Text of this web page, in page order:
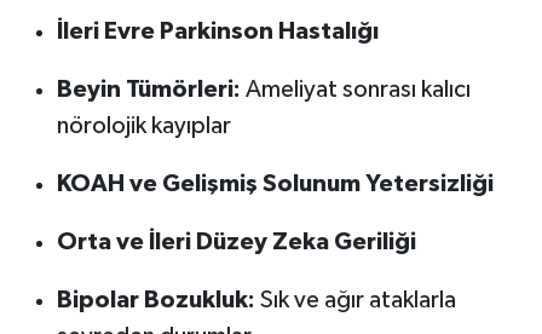
İleri Evre Parkinson Hastalığı
Beyin Tümörleri: Ameliyat sonrası kalıcı
nörolojik kayıplar
KOAH ve Gelişmiş Solunum Yetersizliği
Orta ve İleri Düzey Zeka Geriliği
Bipolar Bozukluk: Sık ve ağır ataklarla